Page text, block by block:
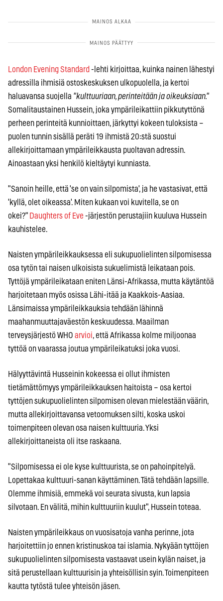
London Evening Standard -lehti kirjoittaa, kuinka nainen lähestyi
adressilla ihmisiä ostoskeskuksen ulkopuolella, ja kertoi
haluavansa suojella "kulttuuriaan, perinteitään ja oikeuksiaan."
Somalitaustainen Hussein, joka ympärileikattiin pikkutyttönä
perheen perinteitä kunnioittaen, järkyttyi kokeen tuloksista –
puolen tunnin sisällä peräti 19 ihmistä 20:stä suostui
allekirjoittamaan ympärileikkausta puoltavan adressin.
Ainoastaan yksi henkilö kieltäytyi kunniasta.
"Sanoin heille, että 'se on vain silpomista', ja he vastasivat, että
'kyllä, olet oikeassa'. Miten kukaan voi kuvitella, se on
okei?" Daughters of Eve -järjestön perustajiin kuuluva Hussein
kauhistelee.
Naisten ympärileikkauksessa eli sukupuolielinten silpomisessa
osa tytön tai naisen ulkoisista sukuelimistä leikataan pois.
Tyttöjä ympärileikataan eniten Länsi-Afrikassa, mutta käytäntöä
harjoitetaan myös osissa Lähi-itää ja Kaakkois-Aasiaa.
Länsimaissa ympärileikkauksia tehdään lähinnä
maahanmuuttajaväestön keskuudessa. Maailman
terveysjärjestö WHO arvioi, että Afrikassa kolme miljoonaa
tyttöä on vaarassa joutua ympärileikatuksi joka vuosi.
Hälyyttävintä Husseinin kokeessa ei ollut ihmisten
tietämättömyys ympärileikkauksen haitoista – osa kertoi
tyttöjen sukupuolielinten silpomisen olevan mielestään väärin,
mutta allekirjoittavansa vetoomuksen silti, koska uskoi
toimenpiteen olevan osa naisen kulttuuria. Yksi
allekirjoittaneista oli itse raskaana.
"Silpomisessa ei ole kyse kulttuurista, se on pahoinpitelyä.
Lopettakaa kulttuuri-sanan käyttäminen. Tätä tehdään lapsille.
Olemme ihmisiä, emmekä voi seurata sivusta, kun lapsia
silvotaan. En välitä, mihin kulttuuriin kuulut", Hussein toteaa.
Naisten ympärileikkaus on vuosisatoja vanha perinne, jota
harjoitettiin jo ennen kristinuskoa tai islamia. Nykyään tyttöjen
sukupuolielinten silpomisesta vastaavat usein kylän naiset, ja
sitä perustellaan kulttuurisin ja yhteisöllisin syin. Toimenpiteen
kautta tytöstä tulee yhteisön jäsen.